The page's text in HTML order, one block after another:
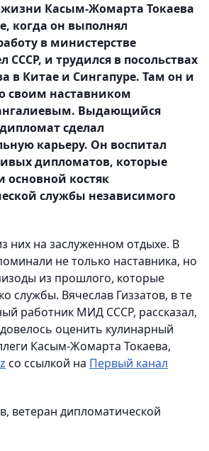
жизни Касым-Жомарта Токаева
когда он выполнял
в министерстве
СССР, и трудился в посольствах
в Китае и Сингапуре. Там он и
своим наставником
Выдающийся
сделал
карьеру. Он воспитал
дипломатов, которые
основной костяк
службы независимого
них на заслуженном отдыхе. В
не только наставника, но
из прошлого, которые
службы. Вячеслав Гиззатов, в те
работник МИД СССР, рассказал,
оценить кулинарный
Касым-Жомарта Токаева,
со ссылкой на Первый канал
ветеран дипломатической